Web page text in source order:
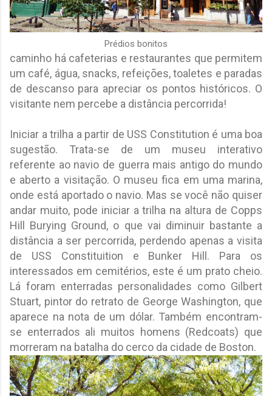
Prédios bonitos
caminho há cafeterias e restaurantes que permitem
um café, água, snacks, refeições, toaletes e paradas
de descanso para apreciar os pontos históricos. O
visitante nem percebe a distância percorrida!
Iniciar a trilha a partir de USS Constitution é uma boa
sugestão. Trata-se de um museu interativo
referente ao navio de guerra mais antigo do mundo
e aberto a visitação. O museu fica em uma marina,
onde está aportado o navio. Mas se você não quiser
andar muito, pode iniciar a trilha na altura de Copps
Hill Burying Ground, o que vai diminuir bastante a
distância a ser percorrida, perdendo apenas a visita
de USS Constituition e Bunker Hill. Para os
interessados em cemitérios, este é um prato cheio.
Lá foram enterradas personalidades como Gilbert
Stuart, pintor do retrato de George Washington, que
aparece na nota de um dólar. Também encontram-
se enterrados ali muitos homens (Redcoats) que
morreram na batalha do cerco da cidade de Boston.